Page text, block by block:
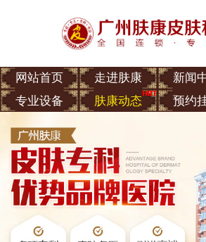
网站首页 走进肤康 新闻
专业设备
肤康动态 预约